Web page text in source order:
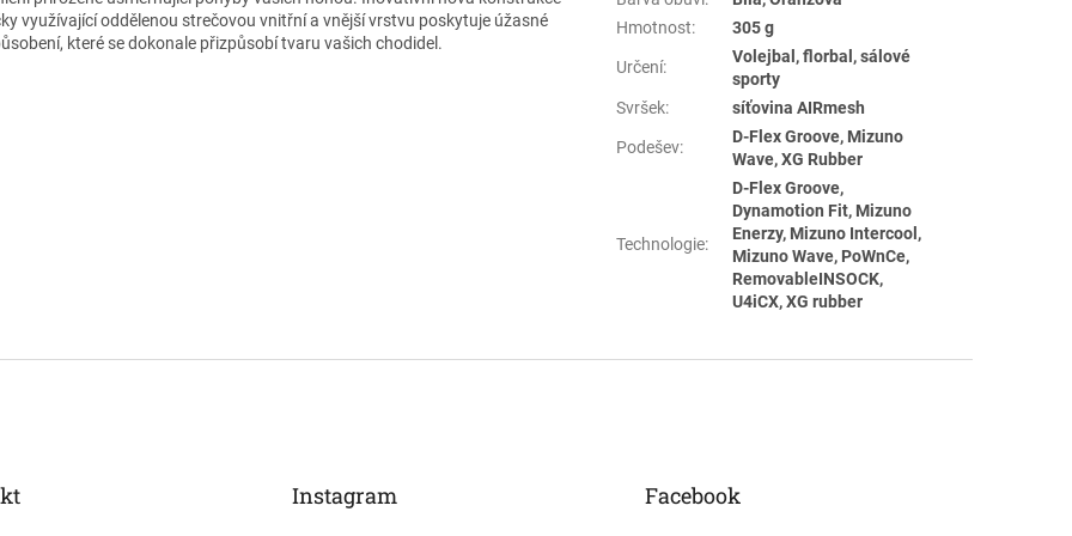
využívající oddělenou strečovou vnitřní a vnější vrstvu poskytuje úžasné
které se dokonale přizpůsobí tvaru vašich chodidel.
Hmotnost: 305 g
Určení:
Volejbal, florbal, sálové
sporty
Svršek: síťovina AIRmesh
Podešev:
D-Flex Groove, Mizuno
Wave, XG Rubber
Technologie:
D-Flex Groove,
Dynamotion Fit, Mizuno
Enerzy, Mizuno Intercool,
Mizuno Wave, PoWnCe,
RemovableINSOCK,
U4iCX, XG rubber
Instagram Facebook